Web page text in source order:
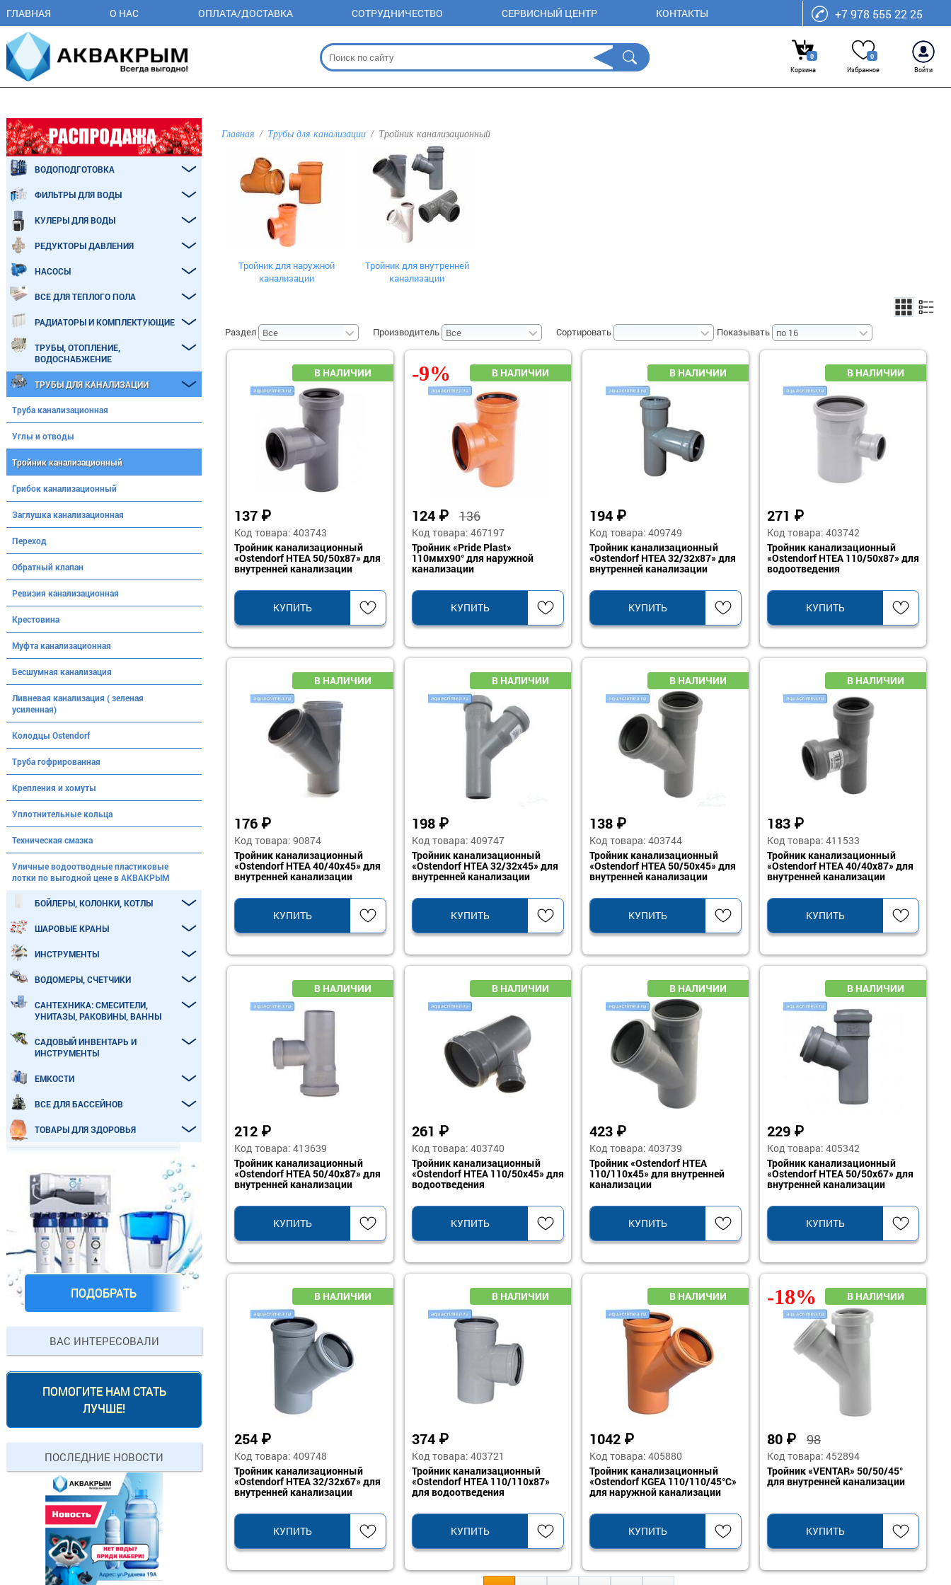
ГЛАВНАЯ О НАС ОПЛАТА/ДОСТАВКА СОТРУДНИЧЕСТВО СЕРВИСНЫЙ ЦЕНТР КОНТАКТЫ +7 978 555 22 25
0
Корзина
0
Избранное
Войти
Главная Трубы для канализации Тройник канализационный
Тройник для наружной
канализации
Тройник для внутренней
канализации
Раздел Производитель Сортировать Показывать
137 ₽
Код товара: 403743
Тройник канализационный
«Ostendorf HTEA 50/50х87» для
внутренней канализации
КУПИТЬ
124 ₽ 136
Код товара: 467197
Тройник «Pride Plast»
110ммх90° для наружной
канализации
КУПИТЬ
-9%
194 ₽
Код товара: 409749
Тройник канализационный
«Ostendorf HTEA 32/32х87» для
внутренней канализации
КУПИТЬ
271 ₽
Код товара: 403742
Тройник канализационный
«Ostendorf HTEA 110/50х87» для
водоотведения
КУПИТЬ
176 ₽
Код товара: 90874
Тройник канализационный
«Ostendorf HTEA 40/40х45» для
внутренней канализации
КУПИТЬ
198 ₽
Код товара: 409747
Тройник канализационный
«Ostendorf HTEA 32/32х45» для
внутренней канализации
КУПИТЬ
138 ₽
Код товара: 403744
Тройник канализационный
«Ostendorf HTEA 50/50х45» для
внутренней канализации
КУПИТЬ
183 ₽
Код товара: 411533
Тройник канализационный
«Ostendorf HTEA 40/40х87» для
внутренней канализации
КУПИТЬ
212 ₽
Код товара: 413639
Тройник канализационный
«Ostendorf HTEA 50/40х87» для
внутренней канализации
КУПИТЬ
261 ₽
Код товара: 403740
Тройник канализационный
«Ostendorf HTEA 110/50х45» для
водоотведения
КУПИТЬ
423 ₽
Код товара: 403739
Тройник «Ostendorf HTEA
110/110x45» для внутренней
канализации
КУПИТЬ
229 ₽
Код товара: 405342
Тройник канализационный
«Ostendorf HTEA 50/50х67» для
внутренней канализации
КУПИТЬ
254 ₽
Код товара: 409748
Тройник канализационный
«Ostendorf HTEA 32/32х67» для
внутренней канализации
КУПИТЬ
374 ₽
Код товара: 403721
Тройник канализационный
«Ostendorf HTEA 110/110х87»
для водоотведения
КУПИТЬ
1042 ₽
Код товара: 405880
Тройник канализационный
«Ostendorf KGEA 110/110/45°С»
для наружной канализации
КУПИТЬ
80 ₽ 98
Код товара: 452894
Тройник «VENTAR» 50/50/45°
для внутренней канализации
КУПИТЬ
-18%
ВОДОПОДГОТОВКА
ФИЛЬТРЫ ДЛЯ ВОДЫ
КУЛЕРЫ ДЛЯ ВОДЫ
РЕДУКТОРЫ ДАВЛЕНИЯ
НАСОСЫ
ВСЕ ДЛЯ ТЕПЛОГО ПОЛА
РАДИАТОРЫ И КОМПЛЕКТУЮЩИЕ
ТРУБЫ, ОТОПЛЕНИЕ,
ВОДОСНАБЖЕНИЕ
ТРУБЫ ДЛЯ КАНАЛИЗАЦИИ
Труба канализационная
Углы и отводы
Тройник канализационный
Грибок канализационный
Заглушка канализационная
Переход
Обратный клапан
Ревизия канализационная
Крестовина
Муфта канализационная
Бесшумная канализация
Ливневая канализация ( зеленая
усиленная)
Колодцы Ostendorf
Труба гофрированная
Крепления и хомуты
Уплотнительные кольца
Техническая смазка
Уличные водоотводные пластиковые
лотки по выгодной цене в АКВАКРЫМ
БОЙЛЕРЫ, КОЛОНКИ, КОТЛЫ
ШАРОВЫЕ КРАНЫ
ИНСТРУМЕНТЫ
ВОДОМЕРЫ, СЧЕТЧИКИ
САНТЕХНИКА: СМЕСИТЕЛИ,
УНИТАЗЫ, РАКОВИНЫ, ВАННЫ
САДОВЫЙ ИНВЕНТАРЬ И
ИНСТРУМЕНТЫ
ЕМКОСТИ
ВСЕ ДЛЯ БАССЕЙНОВ
ТОВАРЫ ДЛЯ ЗДОРОВЬЯ
ПОДОБРАТЬ
ВАС ИНТЕРЕСОВАЛИ
ПОМОГИТЕ НАМ СТАТЬ
ЛУЧШЕ!
ПОСЛЕДНИЕ НОВОСТИ